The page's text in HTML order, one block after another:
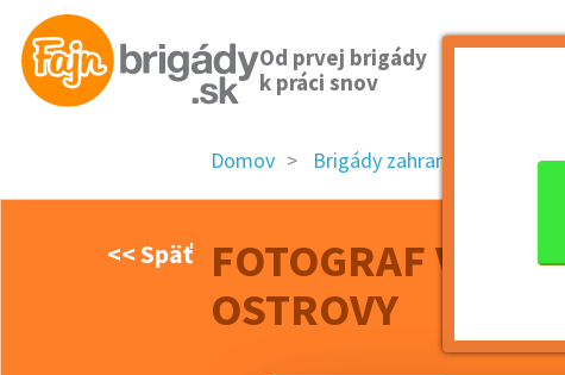
Od prvej brigády
k práci snov
Domov Brigády zahraničie
<< Späť
FOTOGRAF V
OSTROVY